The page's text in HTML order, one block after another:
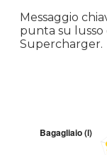
Messaggio
punta su lusso
Supercharger.